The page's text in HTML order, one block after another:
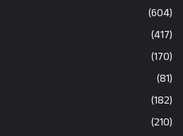
(604)
(417)
(170)
(81)
(182)
(210)